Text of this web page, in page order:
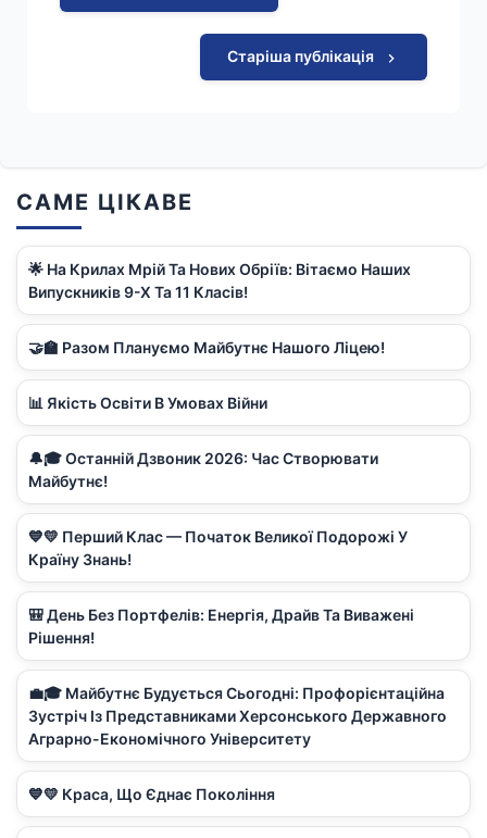
Старіша публікація
САМЕ ЦІКАВЕ
🌟 На Крилах Мрій Та Нових Обріїв: Вітаємо Наших
Випускників 9-Х Та 11 Класів!
🤝🏫 Разом Плануємо Майбутнє Нашого Ліцею!
📊 Якість Освіти В Умовах Війни
🔔🎓 Останній Дзвоник 2026: Час Створювати
Майбутнє!
💙💛 Перший Клас — Початок Великої Подорожі У
Країну Знань!
🎒 День Без Портфелів: Енергія, Драйв Та Виважені
Рішення!
💼🎓 Майбутнє Будується Сьогодні: Профорієнтаційна
Зустріч Із Представниками Херсонського Державного
Аграрно-Економічного Університету
💙💛 Краса, Що Єднає Покоління